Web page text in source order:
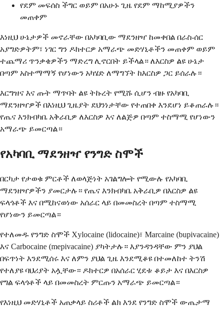
የደም መፍሰስ ችግር ወይም በአሁኑ ጊዜ የደም ማከሚያዎችን
መጠቀም
እነዚህ ሁኔታዎች መኖራቸው በአካባቢው ማደንዘዣ ከመቀበል በራስ-ሰር
አያግድዎትም፣ ነገር ግን ዶክተርዎ አማራጭ መድሃኒቶችን መጠቀም ወይም
ተጨማሪ ጥንቃቄዎችን ማድረግ ሊኖርበት ይችላል። ለእርስዎ ልዩ ሁኔታ
በጣም አስተማማኝ የሆነውን አካሄድ ለማግኘት ከእርስዎ ጋር ይሰራሉ።
እርግዝና እና ጡት ማጥባት ልዩ ትኩረት የሚሹ ሲሆን ብዙ የአካባቢ
ማደንዘዣዎች በእነዚህ ጊዜያት ደህንነታቸው የተጠበቀ እንደሆነ ይቆጠራሉ።
የጤና እንክብካቤ አቅራቢዎ ለእርስዎ እና ለልጅዎ በጣም ተስማሚ የሆነውን
አማራጭ ይመርጣል።
የአካባቢ ማደንዘዣ የንግድ ስሞች
በርካታ የታወቁ ምርቶች ለወላጅነት አገልግሎት የሚውሉ የአካባቢ
ማደንዘዣዎችን ያመርታሉ። የጤና እንክብካቤ አቅራቢዎ በእርስዎ ልዩ
ፍላጎቶች እና በሚከናወነው አሰራር ላይ በመመስረት በጣም ተስማሚ
የሆነውን ይመርጣል።
የተለመዱ የንግድ ስሞች Xylocaine (lidocaine)፣ Marcaine (bupivacaine)
እና Carbocaine (mepivacaine) ያካትታሉ። እያንዳንዳቸው ምን ያህል
በፍጥነት እንደሚሰሩ እና ለምን ያህል ጊዜ እንደሚቆዩ በተመለከተ ትንሽ
የተለያዩ ባህሪያት አሏቸው። ዶክተርዎ በአሰራር ሂደቱ ቆይታ እና በእርስዎ
የግል ፍላጎቶች ላይ በመመስረት ምርጡን አማራጭ ይመርጣል።
የእነዚህ መድሃኒቶች አጠቃላይ ስሪቶች ልክ እንደ የንግድ ስሞች ውጤታማ